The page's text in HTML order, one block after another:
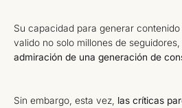
Su capacidad para generar
valido no solo millones de
admiración de una generación de
Sin embargo, esta vez, las críticas